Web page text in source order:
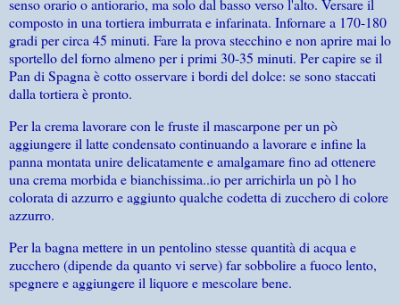
senso orario o antiorario, ma solo dal basso verso l'alto. Versare il
composto in una tortiera imburrata e infarinata. Infornare a 170-180
gradi per circa 45 minuti. Fare la prova stecchino e non aprire mai lo
sportello del forno almeno per i primi 30-35 minuti. Per capire se il
Pan di Spagna è cotto osservare i bordi del dolce: se sono staccati
dalla tortiera è pronto.
Per la crema lavorare con le fruste il mascarpone per un pò
aggiungere il latte condensato continuando a lavorare e infine la
panna montata unire delicatamente e amalgamare fino ad ottenere
una crema morbida e bianchissima..io per arrichirla un pò l ho
colorata di azzurro e aggiunto qualche codetta di zucchero di colore
azzurro.
Per la bagna mettere in un pentolino stesse quantità di acqua e
zucchero (dipende da quanto vi serve) far sobbolire a fuoco lento,
spegnere e aggiungere il liquore e mescolare bene.